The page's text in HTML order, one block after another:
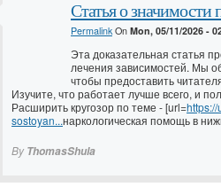
Статья о значимости
PermalinkOn Mon, 05/11/2026 -
Эта доказательная статья
лечения зависимостей. Мы
чтобы предоставить
Изучите, что работает лучше всего, и
Расширить кругозор по теме - [url=
sostoyan...наркологическая помощь в
By ThomasShula